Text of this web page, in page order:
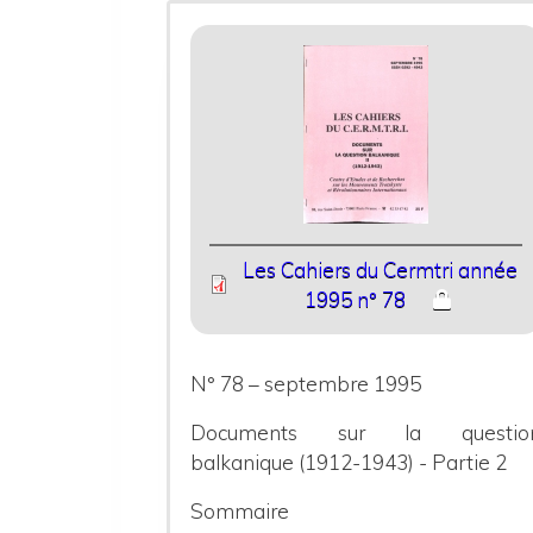
Les Cahiers du Cermtri année
1995 n° 78
N° 78 – septembre 1995
Documents sur la
balkanique (1912-1943) - Partie 2
Sommaire